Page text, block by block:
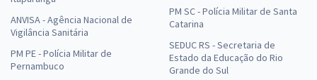
ANVISA - Agência Nacional de
Vigilância Sanitária
PM PE - Polícia Militar de
Pernambuco
PM SC - Polícia Militar de Santa
Catarina
SEDUC RS - Secretaria de
Estado da Educação do Rio
Grande do Sul